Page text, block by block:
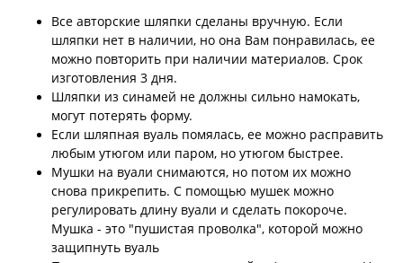
Все авторские шляпки сделаны вручную. Если
шляпки нет в наличии, но она Вам понравилась, ее
можно повторить при наличии материалов. Срок
изготовления 3 дня.
Шляпки из синамей не должны сильно намокать,
могут потерять форму.
Если шляпная вуаль помялась, ее можно расправить
любым утюгом или паром, но утюгом быстрее.
Мушки на вуали снимаются, но потом их можно
снова прикрепить. С помощью мушек можно
регулировать длину вуали и сделать покороче.
Мушка - это "пушистая проволка", которой можно
защипнуть вуаль